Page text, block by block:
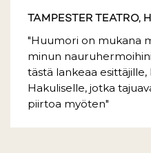
TAMPESTER TEATRO,
"Huumori on mukana
minun
tästä lankeaa esittäjille,
Hakuliselle, jotka
piirtoa myöten"